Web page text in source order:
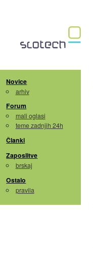
Novice
arhiv
Forum
mali oglasi
teme zadnjih 24h
Članki
Zaposlitve
brskaj
Ostalo
pravila